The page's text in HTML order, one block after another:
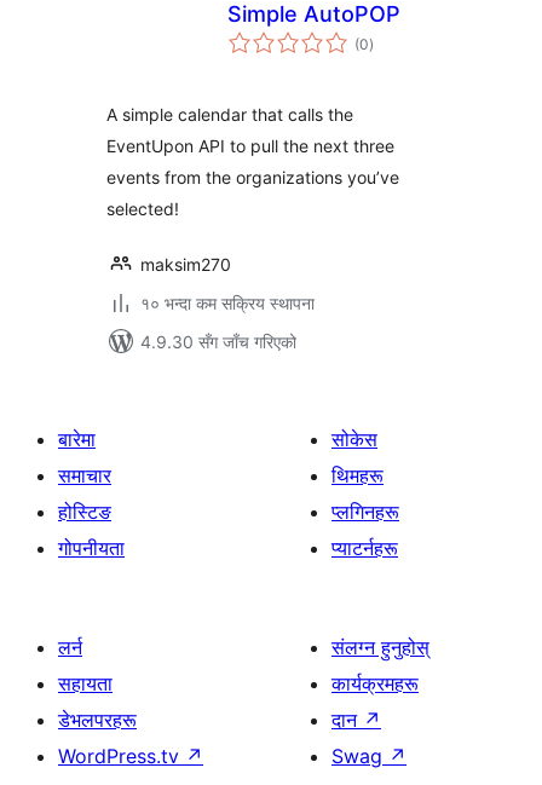
Simple AutoPOP
(0कुल
रेटिङ्गहरू
)
A simple calendar that calls the
EventUpon API to pull the next three
events from the organizations you’ve
selected!
maksim270
१० भन्दा कम सक्रिय स्थापना
4.9.30 सँग जाँच गरिएको
बारेमा
समाचार
होस्टिङ
गोपनीयता
सोकेस
थिमहरू
प्लगिनहरू
प्याटर्नहरू
लर्न
सहायता
डेभलपरहरू
WordPress.tv ↗
संलग्न हुनुहोस्
कार्यक्रमहरू
दान ↗
Swag ↗